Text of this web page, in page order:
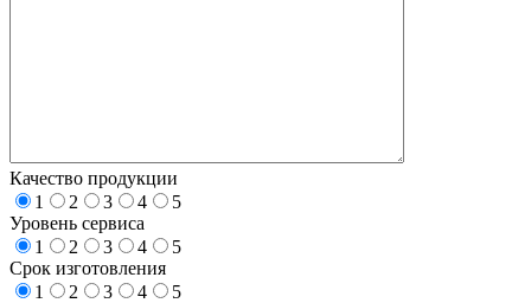
Качество продукции
1
2 3 4
5
Уровень сервиса
1
2 3 4
5
Срок изготовления
1
2 3 4
5